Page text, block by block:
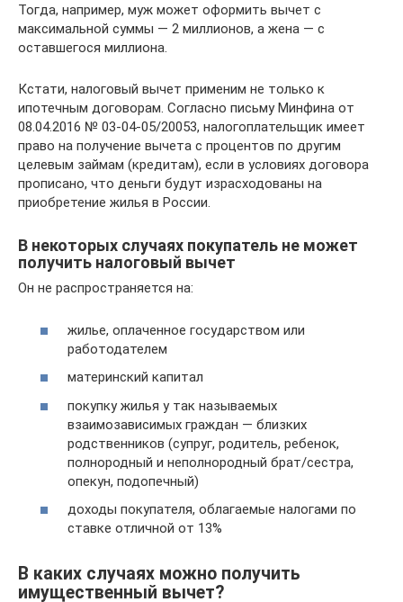
Тогда, например, муж может оформить вычет с
максимальной суммы — 2 миллионов, а жена — с
оставшегося миллиона.
Кстати, налоговый вычет применим не только к
ипотечным договорам. Согласно письму Минфина от
08.04.2016 № 03-04-05/20053, налогоплательщик имеет
право на получение вычета с процентов по другим
целевым займам (кредитам), если в условиях договора
прописано, что деньги будут израсходованы на
приобретение жилья в России.
В некоторых случаях покупатель не может
получить налоговый вычет
Он не распространяется на:
жилье, оплаченное государством или
работодателем
материнский капитал
покупку жилья у так называемых
взаимозависимых граждан — близких
родственников (супруг, родитель, ребенок,
полнородный и неполнородный брат/сестра,
опекун, подопечный)
доходы покупателя, облагаемые налогами по
ставке отличной от 13%
В каких случаях можно получить
имущественный вычет?